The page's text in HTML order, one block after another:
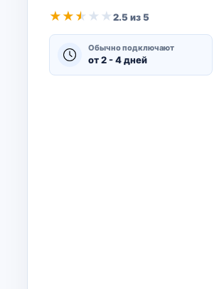
★ ★ ★ ★ ★2.5 из 5
Обычно подключают
от 2 - 4 дней